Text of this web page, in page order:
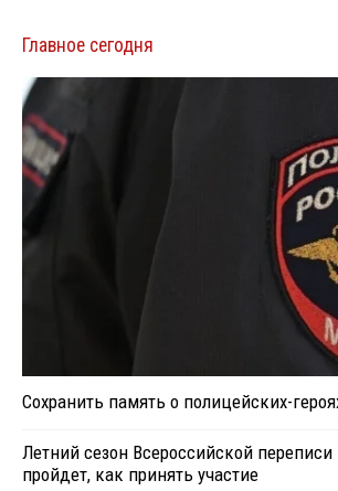
Главное сегодня
Сохранить память о полицейских-
Летний сезон Всероссийской переписи
пройдет, как принять участие